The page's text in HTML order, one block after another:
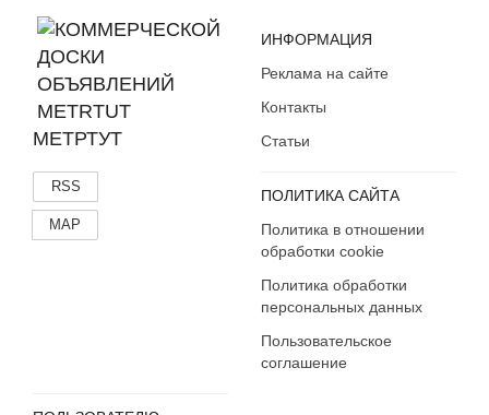
МЕТРТУТ
RSS
MAP
ИНФОРМАЦИЯ
Реклама на сайте
Контакты
Статьи
ПОЛИТИКА САЙТА
Политика в отношении
обработки cookie
Политика обработки
персональных данных
Пользовательское
соглашение